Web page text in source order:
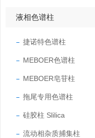
液相色谱柱
捷诺特色谱柱
MEBOER色谱柱
MEBOER皂苷柱
拖尾专用色谱柱
硅胶柱 Slilica
流动相杂质捕集柱